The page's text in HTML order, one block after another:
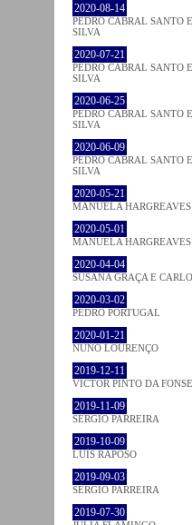
2020-08-14
PEDRO CABRAL SANTO
SILVA
2020-07-21
PEDRO CABRAL SANTO
SILVA
2020-06-25
PEDRO CABRAL SANTO
SILVA
2020-06-09
PEDRO CABRAL SANTO
SILVA
2020-05-21
MANUELA HARGREAVES
2020-05-01
MANUELA HARGREAVES
2020-04-04
SUSANA GRAÇA E
2020-03-02
PEDRO PORTUGAL
2020-01-21
NUNO LOURENÇO
2019-12-11
VICTOR PINTO DA
2019-11-09
SÉRGIO PARREIRA
2019-10-09
LUÍS RAPOSO
2019-09-03
SÉRGIO PARREIRA
2019-07-30